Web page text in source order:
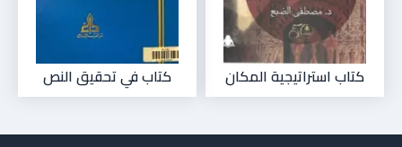
كتاب استراتيجية المكان كتاب في تحقيق النص